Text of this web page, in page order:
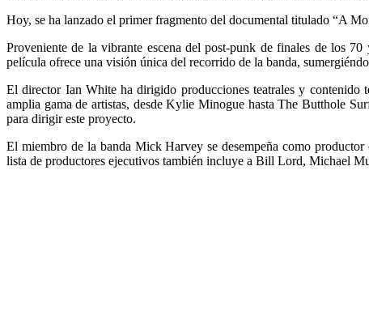
Hoy, se ha lanzado el primer fragmento del documental titulado “A
Proveniente de la vibrante escena del post-punk de finales de los
película ofrece una visión única del recorrido de la banda,
El director Ian White ha dirigido producciones teatrales y contenido
amplia gama de artistas, desde Kylie Minogue hasta The Butthole
para dirigir este proyecto.
El miembro de la banda Mick Harvey se desempeña como
lista de productores ejecutivos también incluye a Bill Lord, Michael